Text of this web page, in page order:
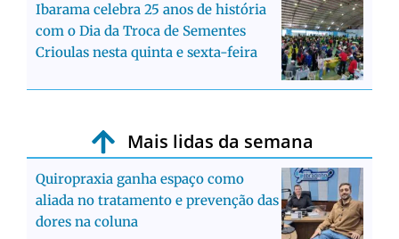
Ibarama celebra 25 anos de história
com o Dia da Troca de Sementes
Crioulas nesta quinta e sexta-feira
Mais lidas da semana
Quiropraxia ganha espaço como
aliada no tratamento e prevenção das
dores na coluna